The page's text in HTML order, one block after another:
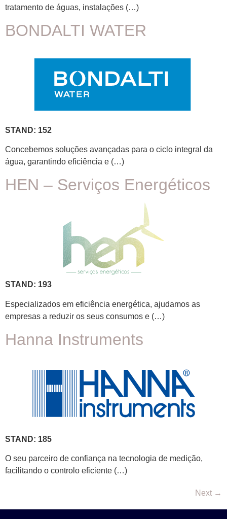
tratamento de águas, instalações (…)
BONDALTI WATER
STAND: 152
Concebemos soluções avançadas para o ciclo integral da
água, garantindo eficiência e (…)
HEN – Serviços Energéticos
STAND: 193
Especializados em eficiência energética, ajudamos as
empresas a reduzir os seus consumos e (…)
Hanna Instruments
STAND: 185
O seu parceiro de confiança na tecnologia de medição,
facilitando o controlo eficiente (…)
Next →